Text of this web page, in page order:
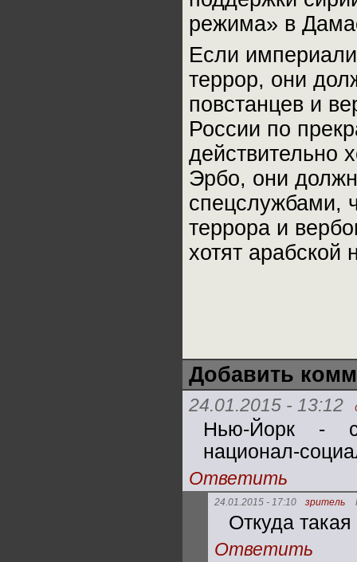
режима» в
Если
террор, они
повстанцев и
России по
действительно
Эрбо, они
спецслужбами,
террора и
хотят арабской
Добавить
24.01.2015 - 13:12
Нью-Йорк -
национал-
Ответить
24.01.2015 - 17:10 зритель
Откуда
Ответить